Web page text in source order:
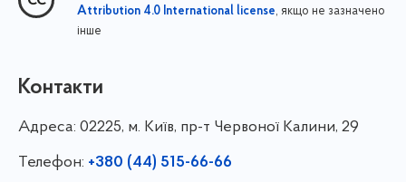
Attribution 4.0 International license, якщо не зазначено
інше
Контакти
Адреса: 02225, м. Київ, пр-т Червоної Калини, 29
Телефон: +380 (44) 515-66-66